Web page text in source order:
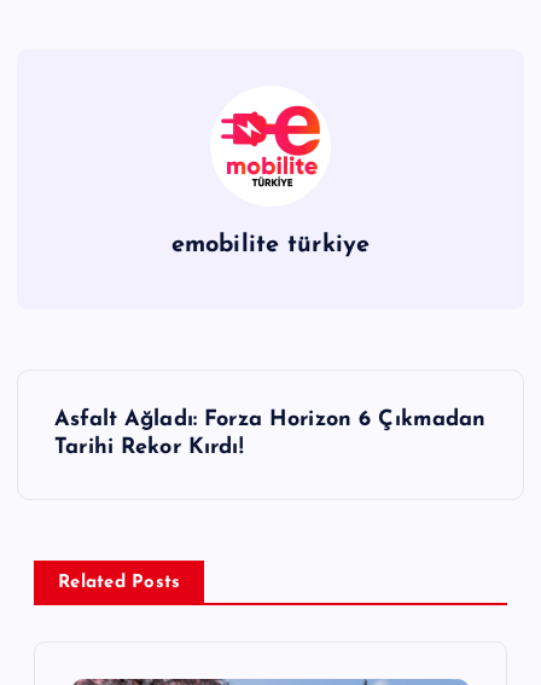
emobilite türkiye
Asfalt Ağladı: Forza Horizon 6 Çıkmadan
Tarihi Rekor Kırdı!
Related Posts